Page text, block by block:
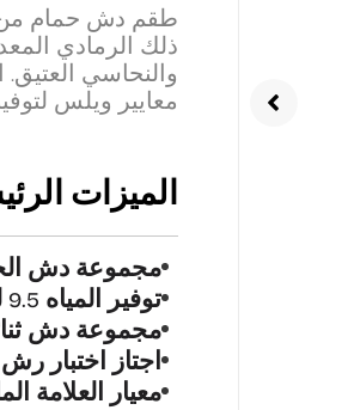
طقم دش حمام من
ذلك الرمادي
والنحاسي
معايير ويلس
الميزات
مجموعة دش
توفير المياه 9.5 لتر/دقيقة
مجموعة دش
اجتاز اختبار رش
معيار العلامة